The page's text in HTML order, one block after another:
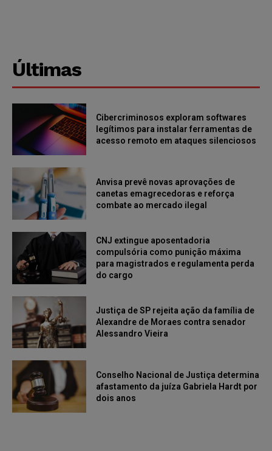
Últimas
Cibercriminosos exploram softwares
legítimos para instalar ferramentas de
acesso remoto em ataques silenciosos
Anvisa prevê novas aprovações de
canetas emagrecedoras e reforça
combate ao mercado ilegal
CNJ extingue aposentadoria
compulsória como punição máxima
para magistrados e regulamenta perda
do cargo
Justiça de SP rejeita ação da família de
Alexandre de Moraes contra senador
Alessandro Vieira
Conselho Nacional de Justiça determina
afastamento da juíza Gabriela Hardt por
dois anos